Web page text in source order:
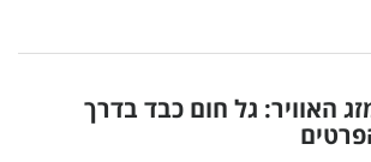
האוויר: גל חום כבד בדרך